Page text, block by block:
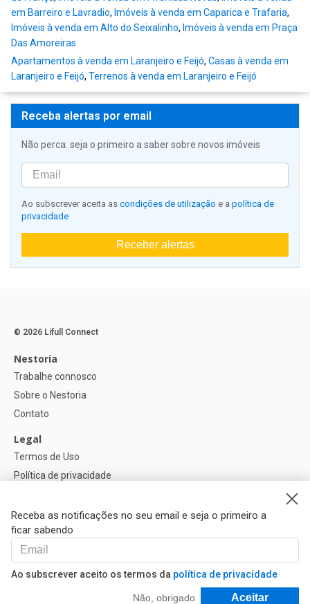
em Barreiro e Lavradio, Imóveis à venda em Caparica e Trafaria,
Imóveis à venda em Alto do Seixalinho, Imóveis à venda em Praça
Das Amoreiras
Apartamentos à venda em Laranjeiro e Feijó, Casas à venda em
Laranjeiro e Feijó, Terrenos à venda em Laranjeiro e Feijó
Receba alertas por email
Não perca: seja o primeiro a saber sobre novos imóveis
Ao subscrever aceita as condições de utilização e a política de
privacidade
Receber alertas
Receba as notificações no seu email e seja o primeiro a
ficar sabendo
Ao subscrever aceito os termos da política de privacidade
Não, obrigado Aceitar
Filtrar e Classificar
© 2026 Lifull Connect
Nestoria
Trabalhe connosco
Sobre o Nestoria
Contato
Legal
Termos de Uso
Política de privacidade
Configurações de cookies
Ajuda
FAQ
Nossos Parceiros